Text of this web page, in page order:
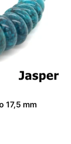
17,5 mm